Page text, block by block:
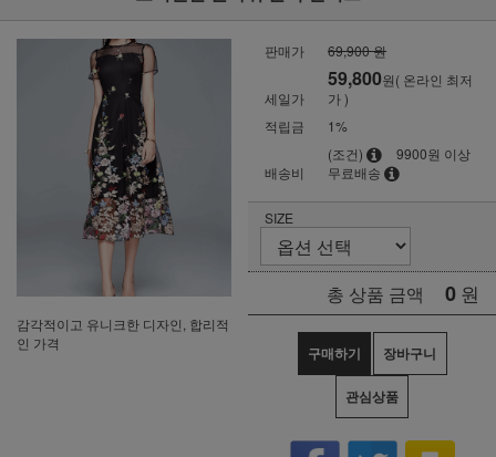
감각적이고 유니크한 디자인, 합리적
인 가격
판매가 69,900 원
세일가
59,800원( 온라인 최저
가 )
적립금
1%
배송비
(조건)
9900원 이상
무료배송
SIZE
총 상품 금액 0 원
구매하기 장바구니
관심상품